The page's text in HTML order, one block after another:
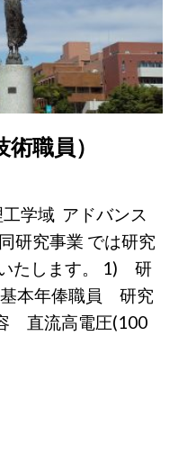
職員）
学域 アドバンス
研究事業 では研究
たします。 1) 研
本年俸職員 研究
直流高電圧(100